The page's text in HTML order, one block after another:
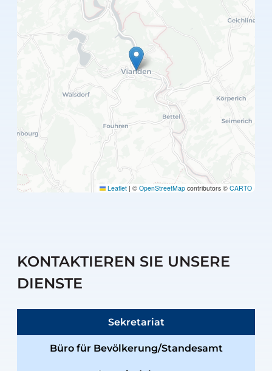
Leaflet | © OpenStreetMap contributors © CARTO
KONTAKTIEREN SIE UNSERE
DIENSTE
Sekretariat
Büro für Bevölkerung/Standesamt